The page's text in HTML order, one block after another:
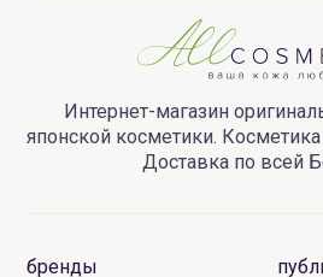
Интернет-магазин
японской косметики.
Доставка по всей
бренды